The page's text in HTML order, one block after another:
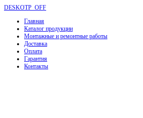
DESKOTP_OFF
Главная
Каталог продукции
Монтажные и ремонтные работы
Доставка
Оплата
Гарантия
Контакты